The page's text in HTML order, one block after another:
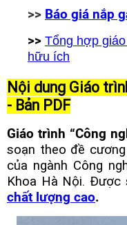
>> Báo giá nắp
>> Tổng hợp
hữu ích
Nội dung Giáo
- Bản PDF
Giáo trình “Công
soạn theo đề
của ngành Công
Khoa Hà Nội. Được
chất lượng cao.